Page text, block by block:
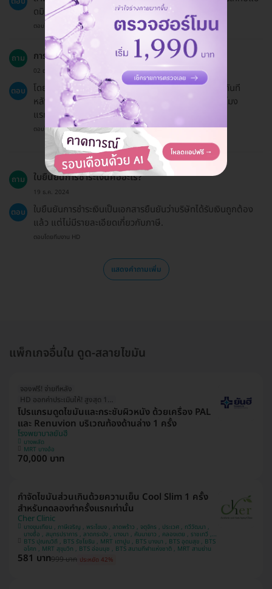
ดมิน.
ตอบโดยทีมงาน HD
ถาม การฟื้นตัวหลังการรักษาใช้เวลานานไหม?
02 ต.ค. 2024
ตอบ
โดยทั่วไป ผู้รับบริการสามารถกลับไปทำกิจกรรมปกติได้ทันที
หลังการรักษา แต่ควรดื่มน้ำอย่างน้อย 4 ลิตรใน 24 ชั่วโมง
แรก.
ตอบโดยทีมงาน HD
ถาม ใบยืนยันการชำระเงินคืออะไร?
19 ธ.ค. 2024
ตอบ
ใบยืนยันการชำระเงินเป็นเอกสารยืนยันว่าบริษัทได้รับเงินถูกต้อง
แล้ว แต่ไม่มีรายละเอียดเกี่ยวกับภาษี.
ตอบโดยทีมงาน HD
แสดงคำถามเพิ่ม
แพ็กเกจอื่นใน ดูด-สลายไขมัน
จองฟรี! จ่ายทีหลัง
HD ออกค่าประเมินให้! สูงสุด 1500 บ.
โปรแกรมดูดไขมันและกระชับผิวหนัง ด้วยเครื่อง PAL
และ Renuvion บริเวณท้องด้านล่าง 1 ครั้ง
โรงพยาบาลยันฮี
บางพลัด
MRT บางอ้อ
70,000 บาท
กำจัดไขมันส่วนเกินด้วยความเย็น Cool Slim 1 ครั้ง
สำหรับทดลองทำครั้งแรกเท่านั้น
Cher Clinic
บางขุนเทียน , ภาษีเจริญ , พระโขนง , ลาดพร้าว , จตุจักร , ประเวศ , ทวีวัฒนา ,
บางซื่อ , สมุทรปราการ , ลาดกระบัง , บางนา , คันนายาว , คลองเตย , ราชเทวี ,
ปทุมวัน , บางแค
BTS ปุณณวิถี , BTS รัชโยธิน , MRT เตาปูน , BTS บางนา , BTS อุดมสุข , BTS
อโศก , MRT สุขุมวิท , BTS อ่อนนุช , BTS สนามกีฬาแห่งชาติ , MRT สามย่าน
581 บาท999 บาท ประหยัด 42%